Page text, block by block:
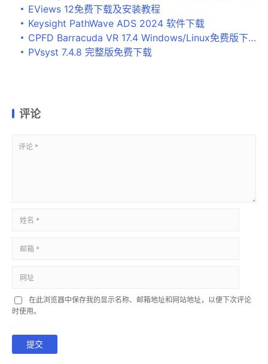
EViews 12免费下载及安装教程
Keysight PathWave ADS 2024 软件下载
CPFD Barracuda VR 17.4 Windows/Linux免费版下载 安装教程
PVsyst 7.4.8 完整版免费下载
评论
在此浏览器中保存我的显示名称、邮箱地址和网站地址，以便下次评论
时使用。
提交